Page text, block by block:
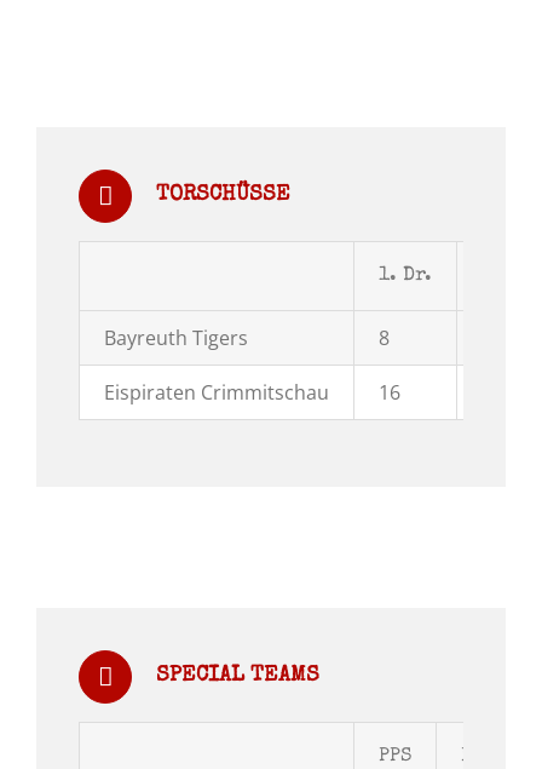
TORSCHÜSSE
1. Dr.
Bayreuth Tigers 8
Eispiraten Crimmitschau 16
SPECIAL TEAMS
PPS PPG